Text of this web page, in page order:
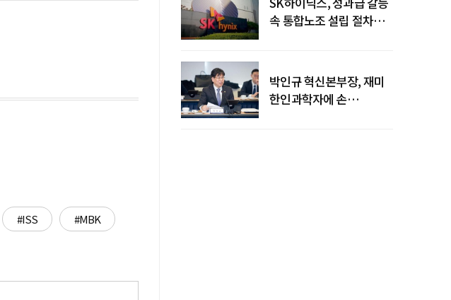
#ISS
#MBK
속 통합노조 설립 절차
박인규 혁신본부장, 재미
한인과학자에 손